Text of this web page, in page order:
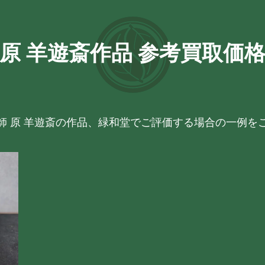
原 羊遊斎作品 参考買取価格
原 羊遊斎の作品、緑和堂でご評価する場合の一例を